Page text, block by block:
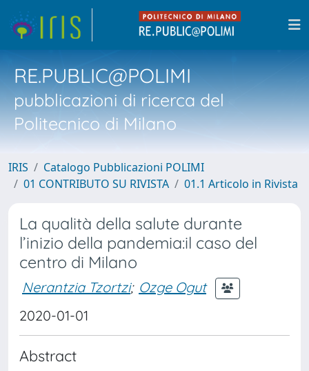
RE.PUBLIC@POLIMI
pubblicazioni di ricerca del
Politecnico di Milano
IRIS
Catalogo Pubblicazioni POLIMI
01 CONTRIBUTO SU RIVISTA
01.1 Articolo in Rivista
La qualità della salute durante
l’inizio della pandemia:il caso del
centro di Milano
Nerantzia Tzortzi; Ozge Ogut
2020-01-01
Abstract